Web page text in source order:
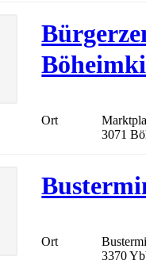
Ort
3071
Ort
3370